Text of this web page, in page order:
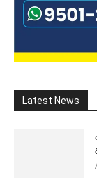
Latest News